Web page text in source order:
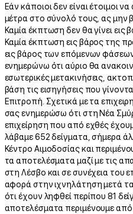
Εάν κάποιοι δεν είναι έτοιμοι
μέτρα στο σύνολό τους, ας μην
Καμία έκπτωση δεν θα γίνει εις
Καμία έκπτωση εις βάρος της
εις βάρος των επόμενων
ενημερώνω ότι αύριο θα
εσωτερικές μετακινήσεις,
βάση τις εισηγήσεις που
Επιτροπή. Σχετικά με τα
σας ενημερώσω ότι στη Νέα
επιχείρηση που από εχθές
λάβαμε 652 δείγματα, σήμερα
Κέντρο Αιμοδοσίας και
τα αποτελέσματα μαζί με τις
στη Λέσβο και σε συνέχεια του
αφορά στην ιχνηλάτηση μετά
ότι έχουν ληφθεί περίπου 81
αποτελέσματα περιμένουμε